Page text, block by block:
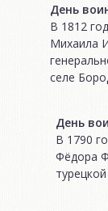
День
В 1812
Михаила
селе
День
В 1790
Фёдора